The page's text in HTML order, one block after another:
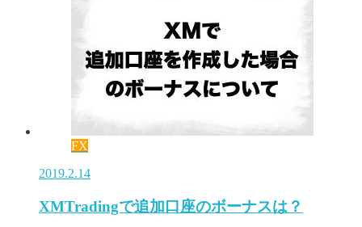
FX
2019.2.14
XMTradingで追加口座のボーナスは？